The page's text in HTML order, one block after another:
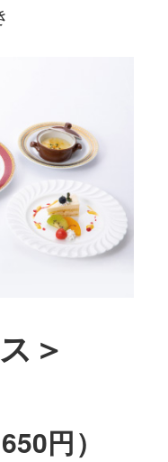
＞
円）